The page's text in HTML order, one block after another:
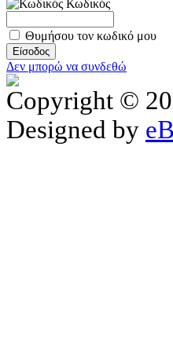
Κωδικός
Θυμήσου τον κωδικό μου
Δεν μπορώ να συνδεθώ
Copyright ©
Designed by